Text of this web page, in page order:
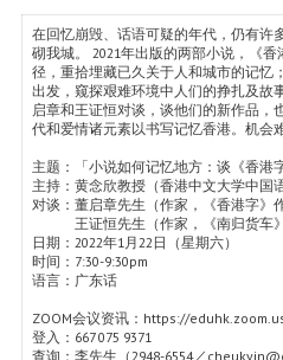
在回忆崩毁、话语可疑的年代，仍有许
砌我城。 2021年出版的两部小说，《
径，重拾埋藏已久关于人和城市的记忆
出发，窥探艰难环境中人们的挣扎及故
启章和王证恒对谈，谈他们的新作品，
代和爱情诸元素以书写记忆香港。机会
主题：「小说如何记忆地方：谈《香港
主持：黄念欣教授（香港中文大学中国
对谈：董启章先生（作家，《香港字》
王证恒先生（作家，《南归货车》
日期：2022年1月22日（星期六）
时间：7:30-9:30pm
语言：广东话
ZOOM会议资讯：https://
登入：667 075 9371
查询：李先生（2948-6554／